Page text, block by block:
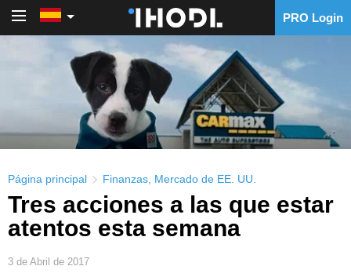
PRO Login
Página principal Finanzas Mercado de EE. UU.
Tres acciones a las que estar
atentos esta semana
3 de Abril de 2017